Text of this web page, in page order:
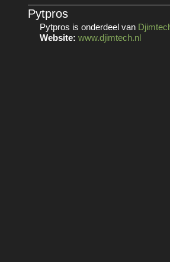
Pytpros
Pytpros is onderdeel van
Website: www.djimtech.nl